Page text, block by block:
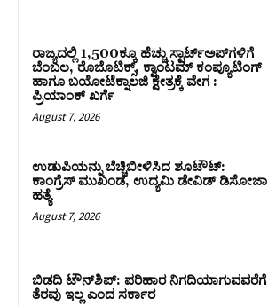
ರಾಜ್ಯದಲ್ಲಿ 1,500ಕ್ಕೂ ಹೆಚ್ಚು ಸ್ಟಾರ್ಟ್‌ಅಪ್‌ಗಳಿಗೆ
ಬೆಂಬಲ, ರೊಬೊಟಿಕ್ಸ್, ಕ್ವಾಂಟಮ್ ಕಂಪ್ಯೂಟಿಂಗ್
ಹಾಗೂ ಬಯೋಟೆಕ್ನಾಲಜಿ ಕ್ಷೇತ್ರಕ್ಕೆ ವೇಗ :
ಪ್ರಿಯಾಂಕ್‌ ಖರ್ಗೆ
August 7, 2026
ಉಡುಪಿಯನ್ನು ಬೆಚ್ಚಿಬೀಳಿಸಿದ ಶೂಟೌಟ್‌:
ಕಾಂಗ್ರೆಸ್‌ ಮುಖಂಡ, ಉದ್ಯಮಿ ಡೇವಿಡ್ ಡಿಸೋಜಾ
ಹತ್ಯೆ
August 7, 2026
ಬಿಡದಿ ಟೌನ್‌ಶಿಪ್‌: ಪರಿಹಾರ ನಿಗದಿಯಾಗುವವರೆಗೆ
ತೆರವು ಇಲ್ಲ ಎಂದ ಸರ್ಕಾರ